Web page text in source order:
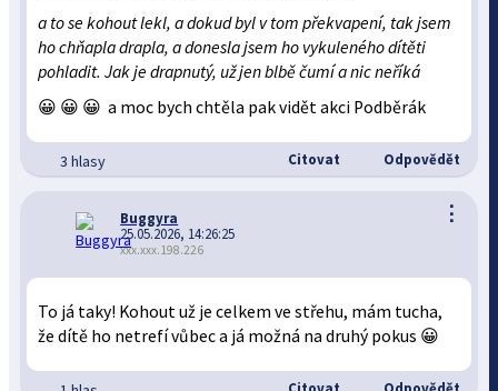
a to se kohout lekl, a dokud byl v tom překvapení, tak jsem
ho chňapla drapla, a donesla jsem ho vykuleného dítěti
pohladit. Jak je drapnutý, už jen blbě čumí a nic neříká
😀 😀 😀 a moc bych chtěla pak vidět akci Podběrák
3 hlasy Citovat Odpovědět
⋮
Buggyra
25.05.2026, 14:26:25
xxx.xxx.198.226
To já taky! Kohout už je celkem ve střehu, mám tucha,
že dítě ho netrefí vůbec a já možná na druhý pokus 😀